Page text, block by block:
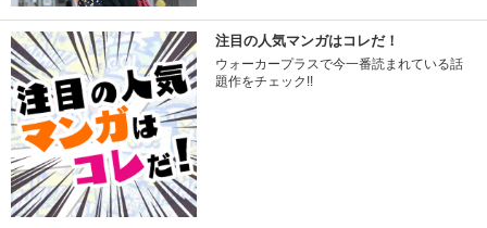
注目の人気マンガはコレだ！
ウォーカープラスで今一番読まれている話
題作をチェック!!